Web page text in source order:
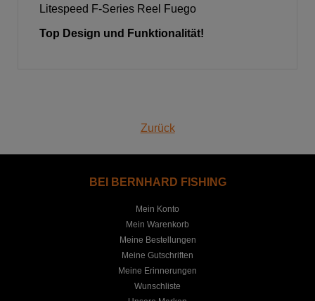
Litespeed F-Series Reel Fuego
Top Design und Funktionalität!
Zurück
BEI BERNHARD FISHING
Mein Konto
Mein Warenkorb
Meine Bestellungen
Meine Gutschriften
Meine Erinnerungen
Wunschliste